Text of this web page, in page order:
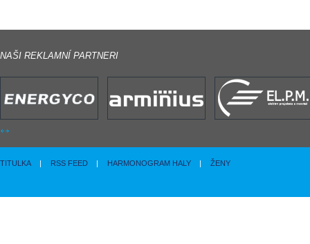
NAŠI REKLAMNÍ PARTNERI
TITULKA | RSS FEED | HARMONOGRAM HALY | ŽENY